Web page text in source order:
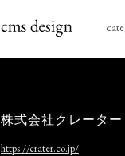
株式会社クレーター
https://crater.co.jp/